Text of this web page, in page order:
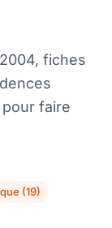
fiches
faire
(19)